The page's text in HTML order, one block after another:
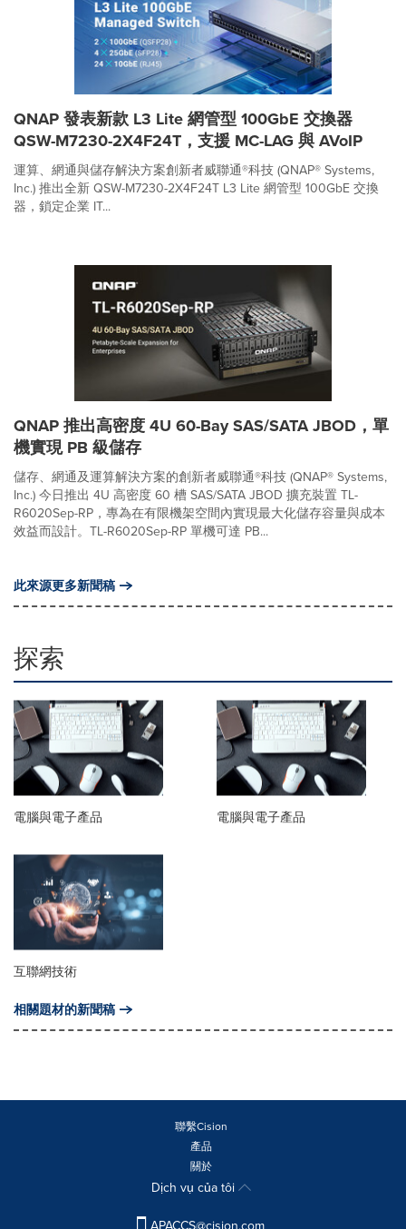
QNAP 發表新款 L3 Lite 網管型 100GbE 交換器
QSW-M7230-2X4F24T，支援 MC-LAG 與 AVoIP
運算、網通與儲存解決方案創新者威聯通®科技 (QNAP® Systems,
Inc.) 推出全新 QSW-M7230-2X4F24T L3 Lite 網管型 100GbE 交換
器，鎖定企業 IT...
QNAP 推出高密度 4U 60-Bay SAS/SATA JBOD，單
機實現 PB 級儲存
儲存、網通及運算解決方案的創新者威聯通®科技 (QNAP® Systems,
Inc.) 今日推出 4U 高密度 60 槽 SAS/SATA JBOD 擴充裝置 TL-
R6020Sep-RP，專為在有限機架空間內實現最大化儲存容量與成本
效益而設計。TL-R6020Sep-RP 單機可達 PB...
此來源更多新聞稿
探索
電腦與電子產品 電腦與電子產品
互聯網技術
相關題材的新聞稿
聯繫Cision
產品
關於
Dịch vụ của tôi